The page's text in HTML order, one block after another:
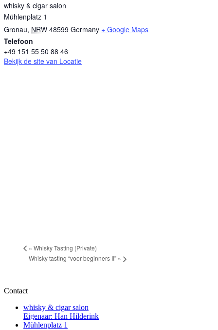
whisky & cigar salon
Mühlenplatz 1
Gronau, NRW 48599 Germany + Google Maps
Telefoon
+49 151 55 50 88 46
Bekijk de site van Locatie
« Whisky Tasting (Private)
Whisky tasting “voor beginners II” »
Contact
whisky & cigar salon
Eigenaar: Han Hilderink
Mühlenplatz 1